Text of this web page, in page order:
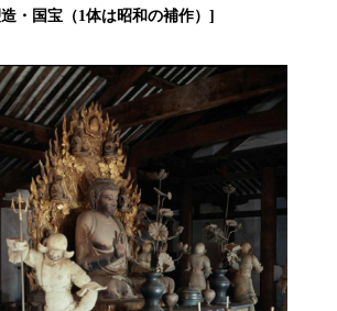
・国宝（1体は昭和の補作）]